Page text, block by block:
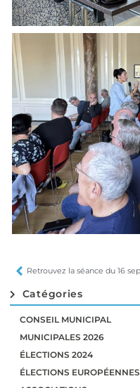
Catégories
CONSEIL MUNICIPAL
MUNICIPALES 2026
ÉLECTIONS 2024
ÉLECTIONS EUROPÉENNES